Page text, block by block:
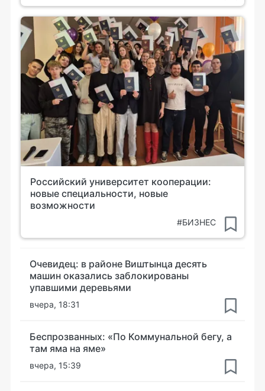
Российский университет кооперации:
новые специальности, новые
возможности
#БИЗНЕС
Очевидец: в районе Виштынца десять
машин оказались заблокированы
упавшими деревьями
вчера, 18:31
Беспрозванных: «По Коммунальной бегу, а
там яма на яме»
вчера, 15:39